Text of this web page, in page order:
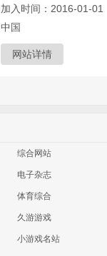
加入时间：2016-01-01
中国
网站详情
综合网站
电子杂志
体育综合
久游游戏
小游戏名站